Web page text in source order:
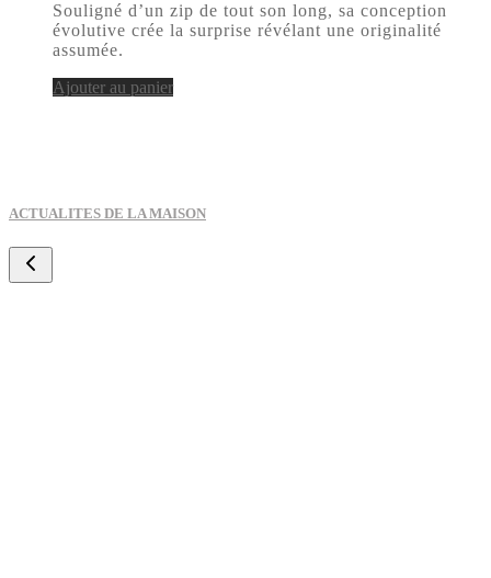
Souligné d’un zip de tout son long, sa conception
évolutive crée la surprise révélant une originalité
assumée.
Ajouter au panier
ACTUALITES DE LA MAISON